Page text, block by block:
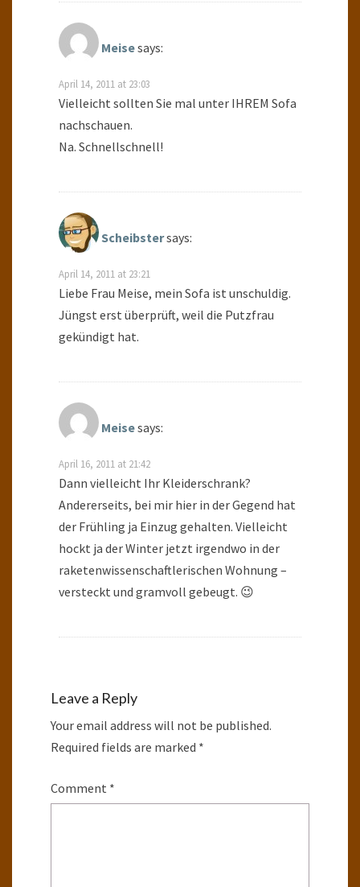
Meisesays:
April 14, 2011 at 23:03
Vielleicht sollten Sie mal unter IHREM Sofa
nachschauen.
Na. Schnellschnell!
Scheibstersays:
April 14, 2011 at 23:21
Liebe Frau Meise, mein Sofa ist unschuldig.
Jüngst erst überprüft, weil die Putzfrau
gekündigt hat.
Meisesays:
April 16, 2011 at 21:42
Dann vielleicht Ihr Kleiderschrank?
Andererseits, bei mir hier in der Gegend hat
der Frühling ja Einzug gehalten. Vielleicht
hockt ja der Winter jetzt irgendwo in der
raketenwissenschaftlerischen Wohnung –
versteckt und gramvoll gebeugt. 😉
Leave a Reply
Your email address will not be published.
Required fields are marked *
Comment *